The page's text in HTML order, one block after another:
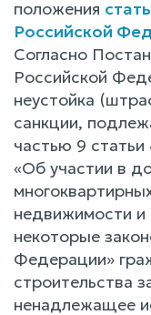
положения
Российской
Согласно
Российской
неустойка
санкции,
частью 9
«Об участии в
недвижимости и
некоторые
Федерации»
строительства
ненадлежащее